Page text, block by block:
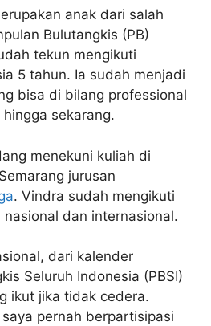
anak dari salah
Bulutangkis (PB)
tekun mengikuti
5 tahun. Ia sudah menjadi
bisa di bilang professional
sekarang.
menekuni kuliah di
jurusan
. Vindra sudah mengikuti
dan internasional.
dari kalender
Seluruh Indonesia (PBSI)
ikut jika tidak cedera.
pernah berpartisipasi